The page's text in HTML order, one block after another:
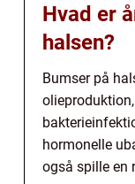
Hvad er
halsen?
Bumser på
hormonelle
også spille en